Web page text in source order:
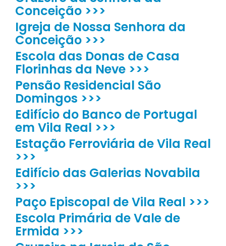
Conceição >>>
Igreja de Nossa Senhora da
Conceição >>>
Escola das Donas de Casa
Florinhas da Neve >>>
Pensão Residencial São
Domingos >>>
Edifício do Banco de Portugal
em Vila Real >>>
Estação Ferroviária de Vila Real
>>>
Edifício das Galerias Novabila
>>>
Paço Episcopal de Vila Real >>>
Escola Primária de Vale de
Ermida >>>